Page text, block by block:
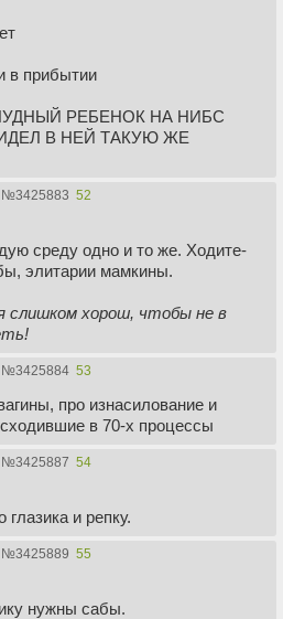
в прибытии
РЕБЕНОК НА НИБС
В НЕЙ ТАКУЮ ЖЕ
№3425883 52
среду одно и то же. Ходите-
элитарии мамкины.
слишком хорош, чтобы не в
№3425884 53
про изнасилование и
в 70-х процессы
№3425887 54
и репку.
№3425889 55
нужны сабы.